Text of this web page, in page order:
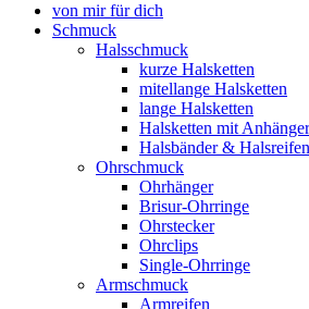
von mir für dich
Schmuck
Halsschmuck
kurze Halsketten
mitellange Halsketten
lange Halsketten
Halsketten mit Anhänger
Halsbänder & Halsreifen
Ohrschmuck
Ohrhänger
Brisur-Ohrringe
Ohrstecker
Ohrclips
Single-Ohrringe
Armschmuck
Armreifen